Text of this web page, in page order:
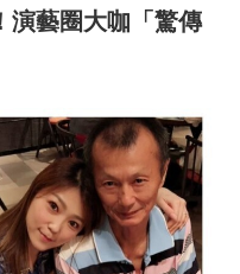
演藝圈大咖「驚傳